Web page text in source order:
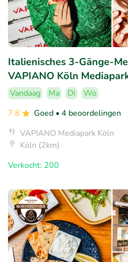
Italienisches 3-Gänge-
VAPIANO Köln
Vandaag Ma Di
Wo
7.8
Goed • 4 beoordelingen
VAPIANO Mediapark Köln
Köln (2km)
Verkocht: 200